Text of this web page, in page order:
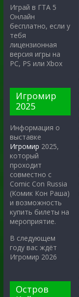
Играй в ГТА 5
Онлайн
бесплатно, если у
тебя
лицензионная
версия игры на
PC, PS или Xbox
Игромир
2025
Информация о
выставке
Игромир 2025,
который
проходит
совместно с
Comic Con Russia
(Комик Кон Раша)
и возможность
купить билеты на
мероприятие.
В следующем
году вас ждёт
Игромир 2026
Остров